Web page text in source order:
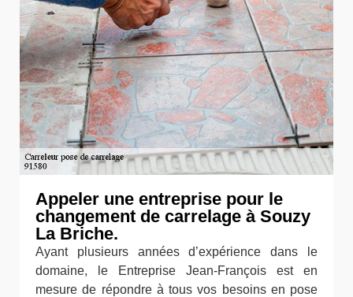
Appeler une entreprise pour le
changement de carrelage à Souzy
La Briche.
Ayant plusieurs années d’expérience dans le
domaine, le Entreprise Jean-François est en
mesure de répondre à tous vos besoins en pose